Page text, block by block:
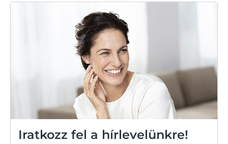
Iratkozz fel a hírlevelünkre!